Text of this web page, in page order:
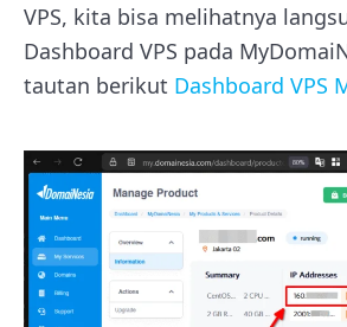
VPS, kita bisa melihatnya
Dashboard VPS pada
tautan berikut Dashboard VPS